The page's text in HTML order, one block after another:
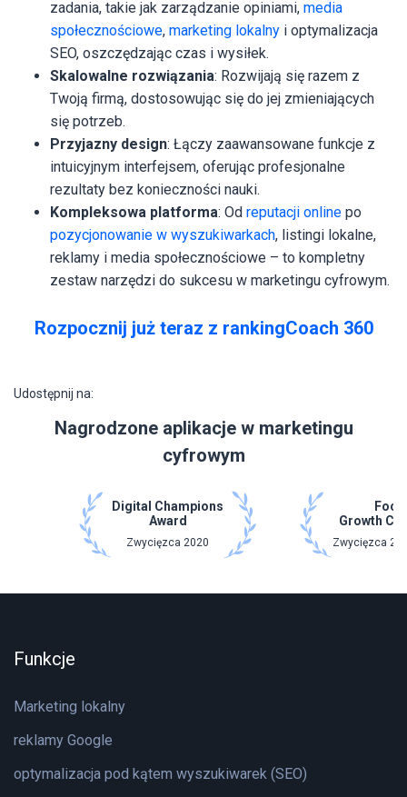
zadania, takie jak zarządzanie opiniami, media
społecznościowe, marketing lokalny i optymalizacja
SEO, oszczędzając czas i wysiłek.
Skalowalne rozwiązania: Rozwijają się razem z
Twoją firmą, dostosowując się do jej zmieniających
się potrzeb.
Przyjazny design: Łączy zaawansowane funkcje z
intuicyjnym interfejsem, oferując profesjonalne
rezultaty bez konieczności nauki.
Kompleksowa platforma: Od reputacji online po
pozycjonowanie w wyszukiwarkach, listingi lokalne,
reklamy i media społecznościowe – to kompletny
zestaw narzędzi do sukcesu w marketingu cyfrowym.
Rozpocznij już teraz z rankingCoach 360
Udostępnij na:
Nagrodzone aplikacje w marketingu
cyfrowym
Digital Champions
Award
Zwycięzca 2020
Growth
Zwycięzca
Funkcje
Marketing lokalny
reklamy Google
optymalizacja pod kątem wyszukiwarek (SEO)